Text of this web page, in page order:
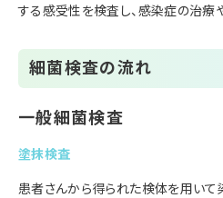
する感受性を検査し、感染症の治療
細菌検査の流れ
一般細菌検査
塗抹検査
患者さんから得られた検体を用い